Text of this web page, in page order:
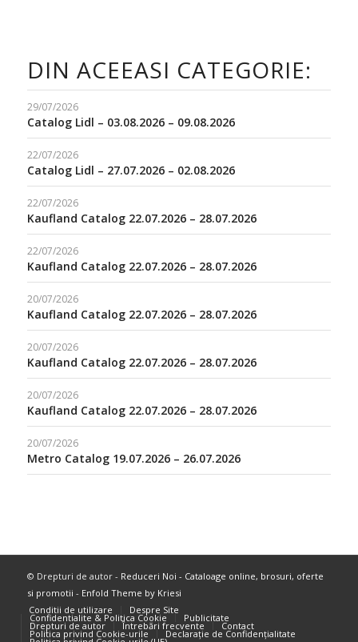
DIN ACEEASI CATEGORIE:
29/07/2026
Catalog Lidl – 03.08.2026 – 09.08.2026
22/07/2026
Catalog Lidl – 27.07.2026 – 02.08.2026
22/07/2026
Kaufland Catalog 22.07.2026 – 28.07.2026
22/07/2026
Kaufland Catalog 22.07.2026 – 28.07.2026
20/07/2026
Kaufland Catalog 22.07.2026 – 28.07.2026
20/07/2026
Kaufland Catalog 22.07.2026 – 28.07.2026
20/07/2026
Kaufland Catalog 22.07.2026 – 28.07.2026
20/07/2026
Metro Catalog 19.07.2026 – 26.07.2026
© Drepturi de autor - Reduceri Noi - Cataloage online, brosuri, oferte
si promotii - Enfold Theme by Kriesi
Conditii de utilizare
Despre Site
Confidentialite & Politica Cookie Publicitate
Drepturi de autor Întrebări frecvente Contact
Politica privind Cookie-urile Declarație de Confidențialitate